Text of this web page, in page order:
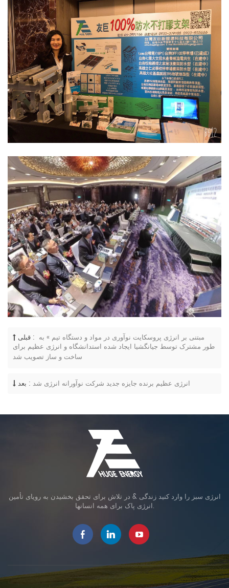
قبلی :
طور مشترک توسط جیانگشیا ایجاد شده استدانشگاه و انرژی عظیم برای
ساخت و ساز تصویب شد
بعد : انرژی عظیم برنده جایزه جدید شرکت نوآورانه انرژی شد
انرژی سبز را وارد کنید زندگی & در تلاش برای تحقق بخشیدن به رویای تأمین
انرژی پاک برای همه انسانها.